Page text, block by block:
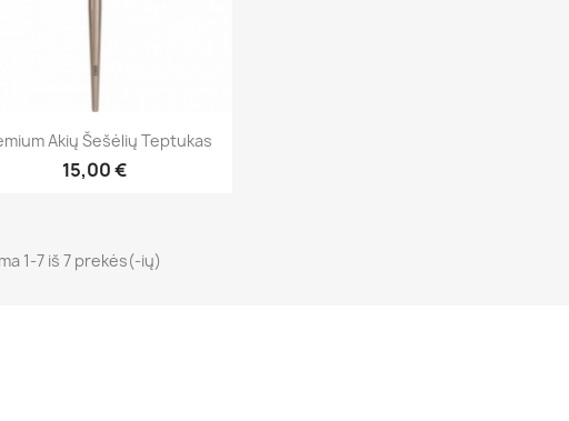
Greita peržiūra
Akių Šešėlių Teptukas
15,00 €
1-7 iš 7 prekės(-ių)